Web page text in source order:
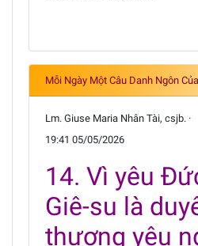
Mỗi Ngày Một Câu Danh Ngôn
Lm. Giuse Maria Nhân Tài, csjb. ·
19:41 05/05/2026
14. Vì yêu
Giê-su là
thương yêu